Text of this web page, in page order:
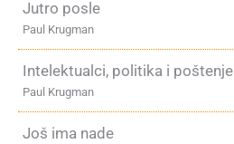
Jutro posle
Paul Krugman
Intelektualci, politika i poštenje
Paul Krugman
Još ima nade